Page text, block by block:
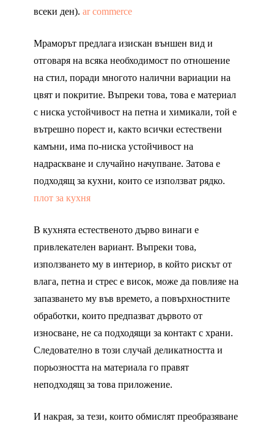
всеки ден). ar commerce
Мраморът предлага изискан външен вид и
отговаря на всяка необходимост по отношение
на стил, поради многото налични вариации на
цвят и покритие. Въпреки това, това е материал
с ниска устойчивост на петна и химикали, той е
вътрешно порест и, както всички естествени
камъни, има по-ниска устойчивост на
надраскване и случайно начупване. Затова е
подходящ за кухни, които се използват рядко.
плот за кухня
В кухнята естественото дърво винаги е
привлекателен вариант. Въпреки това,
използването му в интериор, в който рискът от
влага, петна и стрес е висок, може да повлияе на
запазването му във времето, а повърхностните
обработки, които предпазват дървото от
износване, не са подходящи за контакт с храни.
Следователно в този случай деликатността и
порьозността на материала го правят
неподходящ за това приложение.
И накрая, за тези, които обмислят преобразяване